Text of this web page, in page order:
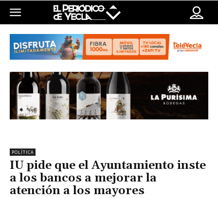
POLÍTICA
IU pide que el Ayuntamiento inste
a los bancos a mejorar la
atención a los mayores